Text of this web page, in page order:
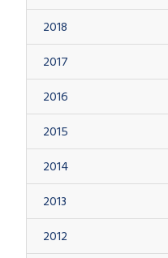
2018
2017
2016
2015
2014
2013
2012